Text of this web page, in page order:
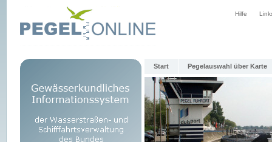
Hilfe
Start Pegelauswahl über Karte